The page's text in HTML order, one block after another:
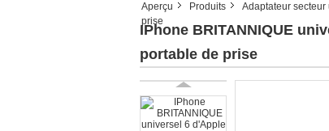
Aperçu Produits Adaptateur secteur
prise
IPhone BRITANNIQUE
portable de prise